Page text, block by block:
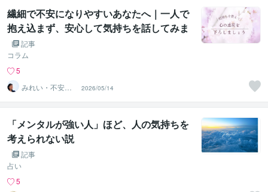
繊細で不安になりやすいあなたへ｜一人で
抱え込まず、安心して気持ちを話してみま
せんか？人間関係・恋愛・将来への不
安…。頑張りすぎてしまう方ほど、心は知
らないうちに疲れてしまいます。ヒーラー
視点も交えながら、あなたのお気持ちに優
しく寄り添います。
記事
コラム
5
みれい・不安な
悩みに寄り添い
ます
2026/05/14
「メンタルが強い人」ほど、人の気持ちを
考えられない説
記事
占い
5